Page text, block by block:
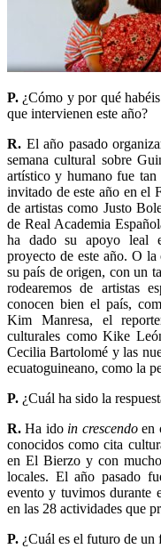
P. ¿Cómo y por qué
que intervienen este año?
R. El año pasado
semana cultural sobre
artístico y humano fue
invitado de este año en el
de artistas como Justo
de Real Academia
ha dado su apoyo leal
proyecto de este año. O
su país de origen, con un
rodearemos de artistas
conocen bien el país,
Kim Manresa, el
culturales como Kike
Cecilia Bartolomé y las
ecuatoguineano, como la
P. ¿Cuál ha sido la
R. Ha ido in crescendoen
conocidos como cita
en El Bierzo y con
locales. El año pasado
evento y tuvimos durante
en las 28 actividades que
P. ¿Cuál es el futuro de un